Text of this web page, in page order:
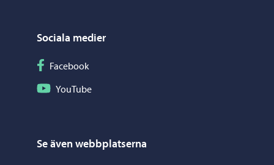
Sociala medier
Följ på Facebook
Facebook
Följ på YouTube
YouTube
Se även webbplatserna